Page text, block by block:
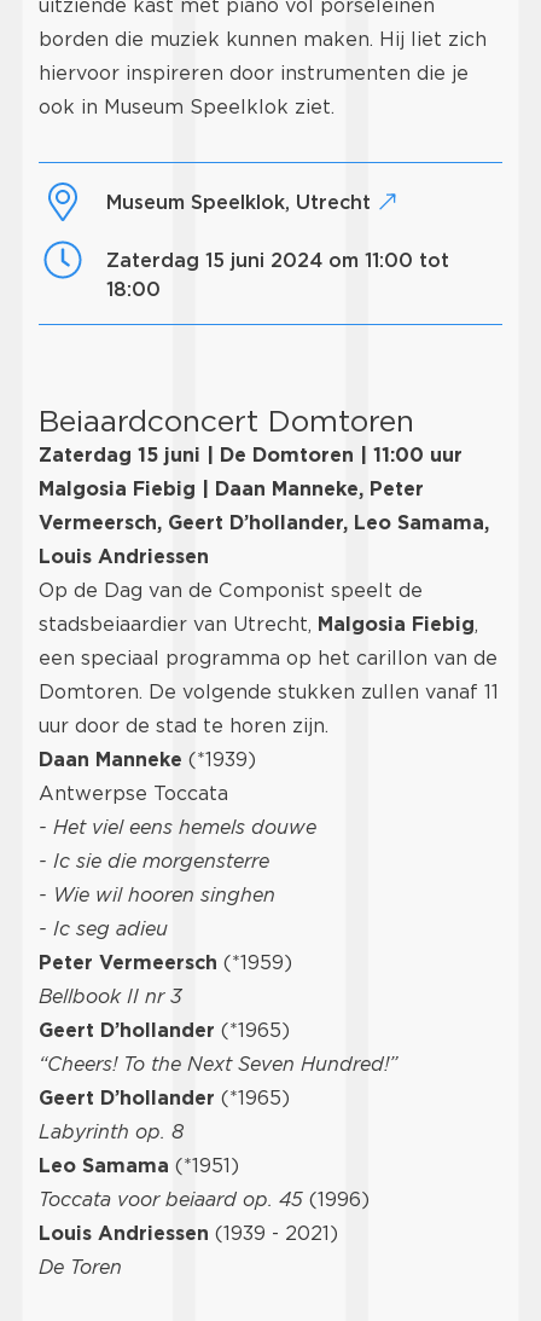
uitziende kast met piano vol porseleinen
borden die muziek kunnen maken. Hij liet zich
hiervoor inspireren door instrumenten die je
ook in Museum Speelklok ziet.
Museum Speelklok, Utrecht
zaterdag 15 juni 2024 om 11:00 tot
18:00
Beiaardconcert Domtoren
Zaterdag 15 juni | De Domtoren | 11:00 uur
Malgosia Fiebig | Daan Manneke, Peter
Vermeersch, Geert D’hollander, Leo Samama,
Louis Andriessen
Op de Dag van de Componist speelt de
stadsbeiaardier van Utrecht, Malgosia Fiebig,
een speciaal programma op het carillon van de
Domtoren. De volgende stukken zullen vanaf 11
uur door de stad te horen zijn.
Daan Manneke (*1939)
Antwerpse Toccata
- Het viel eens hemels douwe
- Ic sie die morgensterre
- Wie wil hooren singhen
- Ic seg adieu
Peter Vermeersch (*1959)
Bellbook II nr 3
Geert D’hollander (*1965)
“Cheers! To the Next Seven Hundred!”
Geert D’hollander (*1965)
Labyrinth op. 8
Leo Samama (*1951)
Toccata voor beiaard op. 45 (1996)
Louis Andriessen (1939 - 2021)
De Toren